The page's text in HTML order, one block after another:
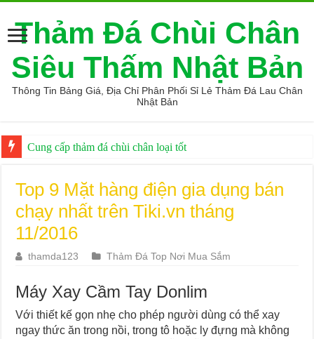
Thảm Đá Chùi Chân
Siêu Thấm Nhật Bản
Thông Tin Bảng Giá, Địa Chỉ Phân Phối Sỉ Lẻ Thảm Đá Lau Chân
Nhật Bản
Cung cấp thảm đá chùi chân loại tốt
Top 9 Mặt hàng điện gia dụng bán
chạy nhất trên Tiki.vn tháng
11/2016
thamda123 Thảm Đá Top Nơi Mua Sắm
Máy Xay Cầm Tay Donlim
Với thiết kế gọn nhẹ cho phép người dùng có thể xay
ngay thức ăn trong nồi, trong tô hoặc ly đựng mà không